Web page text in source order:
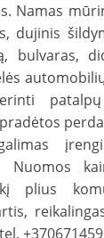
Namas
dujinis
bulvaras,
Nuomos
plius